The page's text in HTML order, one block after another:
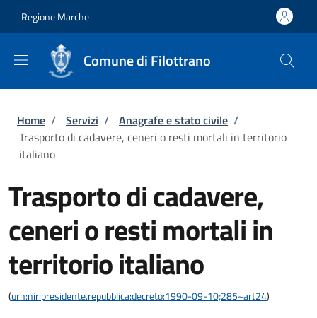
Regione Marche
Comune di Filottrano
Briciole di pane
Home / Servizi / Anagrafe e stato civile /
Trasporto di cadavere, ceneri o resti mortali in territorio
italiano
Trasporto di cadavere,
ceneri o resti mortali in
territorio italiano
(urn:nir:presidente.repubblica:decreto:1990-09-10;285~art24)